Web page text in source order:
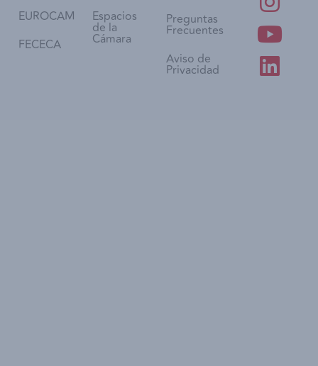
EUROCAM
FECECA
Espacios
de la
Cámara
Preguntas
Frecuentes
Aviso de
Privacidad